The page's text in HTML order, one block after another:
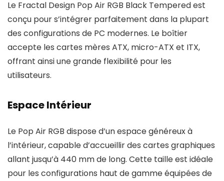
Le Fractal Design Pop Air RGB Black Tempered est
conçu pour s’intégrer parfaitement dans la plupart
des configurations de PC modernes. Le boîtier
accepte les cartes mères ATX, micro-ATX et ITX,
offrant ainsi une grande flexibilité pour les
utilisateurs.
Espace Intérieur
Le Pop Air RGB dispose d’un espace généreux à
l’intérieur, capable d’accueillir des cartes graphiques
allant jusqu’à 440 mm de long. Cette taille est idéale
pour les configurations haut de gamme équipées de